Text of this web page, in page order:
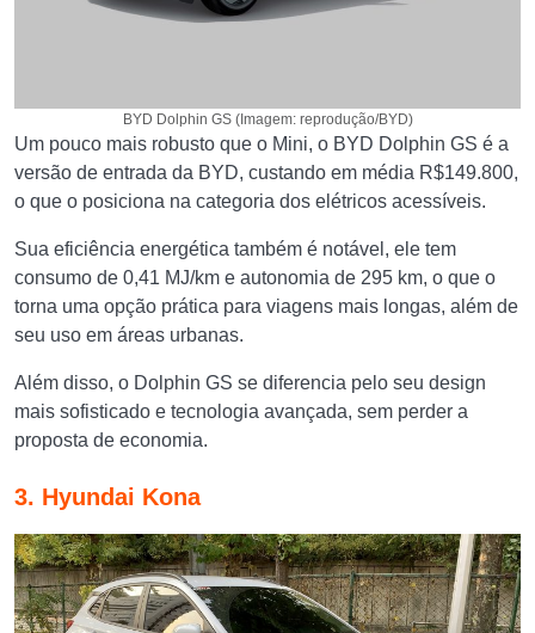
BYD Dolphin GS (Imagem: reprodução/BYD)
Um pouco mais robusto que o Mini, o BYD Dolphin GS é a
versão de entrada da BYD, custando em média R$149.800,
o que o posiciona na categoria dos elétricos acessíveis.
Sua eficiência energética também é notável, ele tem
consumo de 0,41 MJ/km e autonomia de 295 km, o que o
torna uma opção prática para viagens mais longas, além de
seu uso em áreas urbanas.
Além disso, o Dolphin GS se diferencia pelo seu design
mais sofisticado e tecnologia avançada, sem perder a
proposta de economia.
3. Hyundai Kona